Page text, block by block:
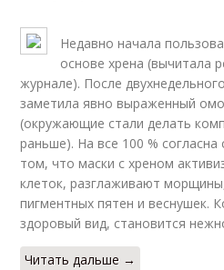
Недавно начала
основе хрена (вычитала
журнале). После
заметила явно выраженный
(окружающие стали делать
раньше). На все 100 %
том, что маски с хреном
клеток, разглаживают
пигментных пятен и веснушек.
здоровый вид, становится
Читать дальше →